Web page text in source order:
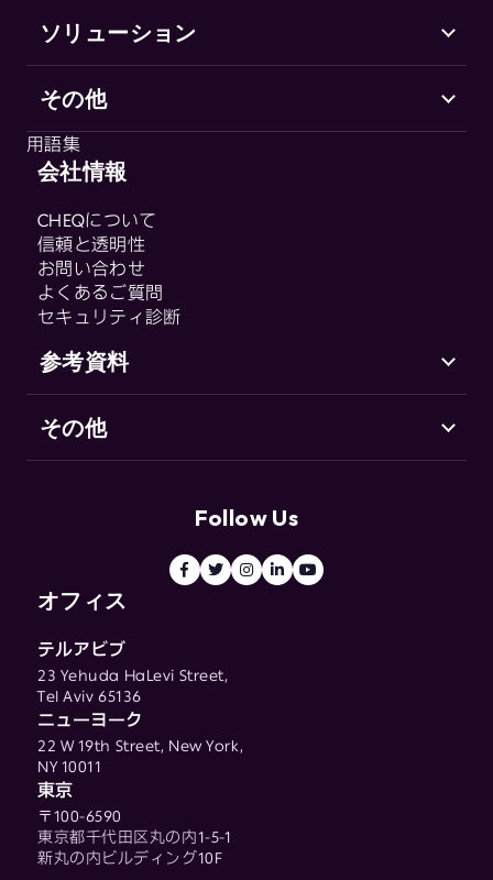
ソリューション
Marketing Security
CHEQ Acquisition
CHEQ Form Guard
CHEQ Analytics
Control & Compliance
CHEQ Enforce
CHEQ Manage
その他
用語集
用語集
会社情報
CHEQについて
信頼と透明性
お問い合わせ
よくあるご質問
セキュリティ診断
参考資料
サポート（英語）
Go-to-Market セキュリティとは
その他
Follow Us
オフィス
テルアビブ
23 Yehuda HaLevi Street,
Tel Aviv 65136
ニューヨーク
22 W 19th Street, New York,
NY 10011
東京
〒100-6590
東京都千代田区丸の内1-5-1
新丸の内ビルディング10F